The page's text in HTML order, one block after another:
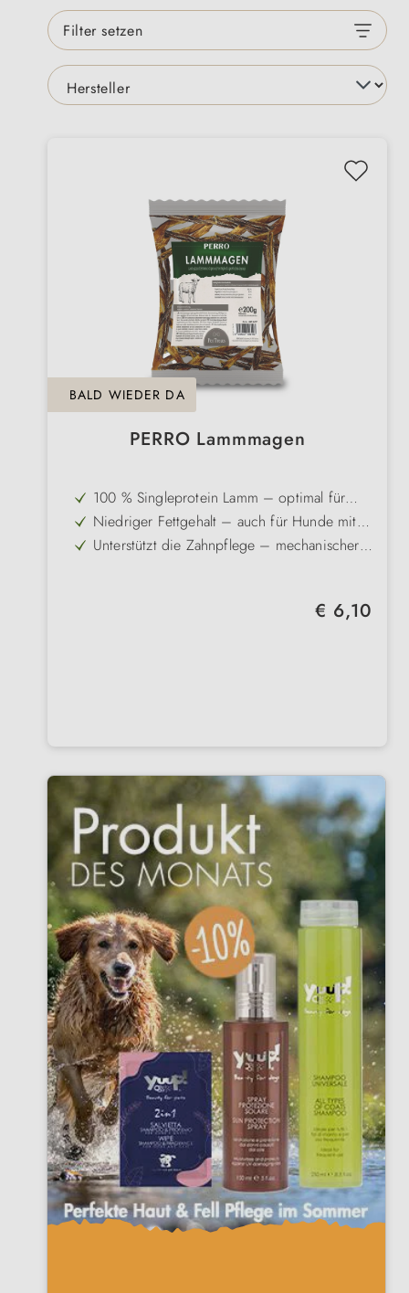
Filter setzen
BALD WIEDER DA
PERRO Lammmagen
100 % Singleprotein Lamm – optimal für
Allergiker und Unverträglichkeiten
Niedriger Fettgehalt – auch für Hunde mit
Übergewicht geeignet
Unterstützt die Zahnpflege – mechanischer
Schonend getrocknet – wertvolle Nährstoffe
Regulärer Preis:
€ 6,10